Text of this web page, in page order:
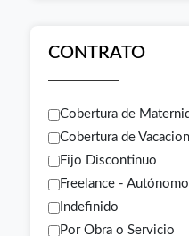
CONTRATO
Cobertura de
Cobertura de
Fijo Discontinuo
Freelance - Autónomo
Indefinido
Por Obra o Servicio